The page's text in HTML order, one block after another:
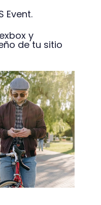
Event.
y
de tu sitio